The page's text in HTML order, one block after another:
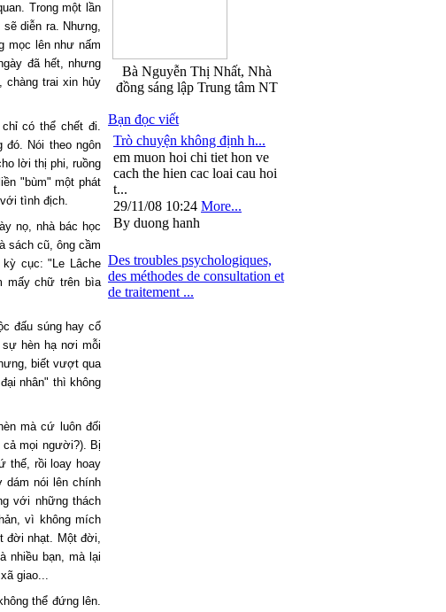
Trong một lần
diễn ra. Nhưng,
mọc lên như nấm
đã hết, nhưng
chàng trai xin hủy
có thể chết đi.
đó. Nói theo ngôn
lời thị phi, ruồng
"bùm" một phát
tình địch.
nọ, nhà bác học
sách cũ, ông cầm
cục: "Le Lâche
mấy chữ trên bìa
đấu súng hay cổ
hèn hạ nơi mỗi
biết vượt qua
nhân" thì không
mà cứ luôn đối
mọi người?). Bị
thế, rồi loay hoay
dám nói lên chính
với những thách
vì không mích
đời nhạt. Một đời,
nhiều bạn, mà lại
giao...
thể đứng lên.
Bà Nguyễn Thị Nhất, Nhà
đồng sáng lập Trung tâm NT
Bạn đọc viết
Trò chuyện không định h...
em muon hoi chi tiet hon ve
cach the hien cac loai cau hoi
t...
29/11/08 10:24 More...
By duong hanh
Des troubles psychologiques,
des méthodes de consultation et
de traitement ...